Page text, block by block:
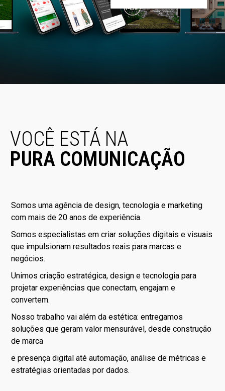
VOCÊ ESTÁ NA
PURA COMUNICAÇÃO
Somos uma agência de design, tecnologia e marketing
com mais de 20 anos de experiência.
Somos especialistas em criar soluções digitais e visuais
que impulsionam resultados reais para marcas e
negócios.
Unimos criação estratégica, design e tecnologia para
projetar experiências que conectam, engajam e
convertem.
Nosso trabalho vai além da estética: entregamos
soluções que geram valor mensurável, desde construção
de marca
e presença digital até automação, análise de métricas e
estratégias orientadas por dados.